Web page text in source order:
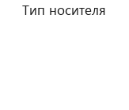
Тип носителя